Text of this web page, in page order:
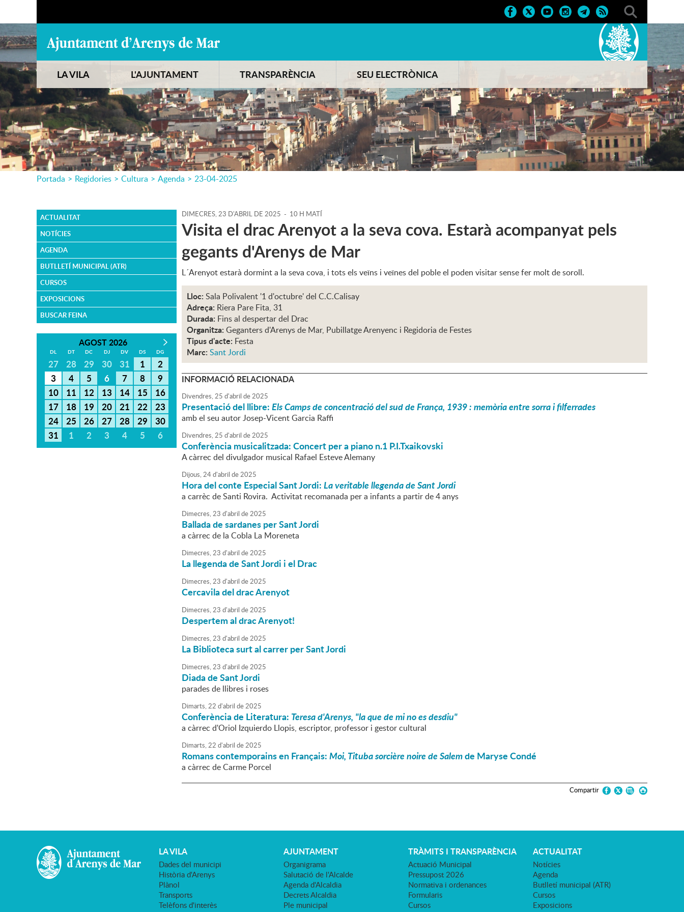
LA VILA L'AJUNTAMENT TRANSPARÈNCIA SEU ELECTRÒNICA
Portada > Regidories > Cultura > Agenda > 23-04-2025
ACTUALITAT
NOTÍCIES
AGENDA
BUTLLETÍ MUNICIPAL (ATR)
CURSOS
EXPOSICIONS
BUSCAR FEINA
AGOST 2026
DL DT DC DJ DV DS DG
27 28 29 30 31 1
2
3
4 5 6 7 8
9
10
11 12 13 14 15
16
17
18 19 20 21 22
23
24
25 26 27 28 29
30
31
1 2 3 4 5 6
DIMECRES,23 D'ABRIL DE 2025 - 10 H MATÍ
Visita el drac Arenyot a la seva cova. Estarà acompanyat pels
gegants d'Arenys de Mar
L´Arenyot estarà dormint a la seva cova, i tots els veïns i veïnes del poble el poden visitar sense fer molt de soroll.
Lloc: Sala Polivalent '1 d'octubre' del C.C.Calisay
Adreça: Riera Pare Fita, 31
Durada: Fins al despertar del Drac
Organitza: Geganters d'Arenys de Mar, Pubillatge Arenyenc i Regidoria de Festes
Tipus d'acte: Festa
Marc: Sant Jordi
INFORMACIÓ RELACIONADA
Divendres,25 d'abril de2025
Presentació del llibre:Els Camps de concentració del sud de França, 1939 : memòria entre sorra i filferrades
amb el seu autor Josep-Vicent Garcia Raffi
Divendres,25 d'abril de2025
Conferència musicalitzada: Concert per a piano n.1 P.I.Txaikovski
A càrrec del divulgador musical Rafael Esteve Alemany
Dijous,24d'abril de2025
Hora del conte Especial Sant Jordi:La veritable llegenda de Sant Jordi
a carrèc de Santi Rovira. Activitat recomanada per a infants a partir de 4 anys
Dimecres,23 d'abril de2025
Ballada de sardanes per Sant Jordi
a càrrec de la Cobla La Moreneta
Dimecres,23 d'abril de2025
La llegenda de Sant Jordi i el Drac
Dimecres,23 d'abril de2025
Cercavila del drac Arenyot
Dimecres,23 d'abril de2025
Despertem al drac Arenyot!
Dimecres,23 d'abril de2025
La Biblioteca surt al carrer per Sant Jordi
Dimecres,23 d'abril de2025
Diada de Sant Jordi
parades de llibres i roses
Dimarts,22 d'abril de2025
Conferència de Literatura: Teresa d'Arenys, "la que de mi no es desdiu"
a càrrec d'Oriol Izquierdo Llopis, escriptor, professor i gestor cultural
Dimarts,22 d'abril de2025
Romans contemporains en Français:Moi, Tituba sorcière noire de Salemde Maryse Condé
a càrrec de Carme Porcel
Compartir
LA VILA
Dades del municipi
Història d'Arenys
Plànol
Transports
Telèfons d'interès
AJUNTAMENT
Organigrama
Salutació de l'Alcalde
Agenda d'Alcaldia
Decrets Alcaldia
Ple municipal
TRÀMITS I TRANSPARÈNCIA
Actuació Municipal
Pressupost 2026
Normativa i ordenances
Formularis
Cursos
ACTUALITAT
Notícies
Agenda
Butlletí municipal (ATR)
Cursos
Exposicions